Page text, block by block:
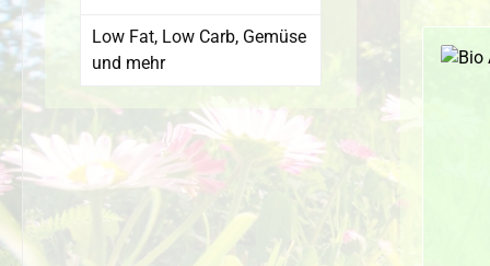
Low Fat, Low Carb, Gemüse
und mehr